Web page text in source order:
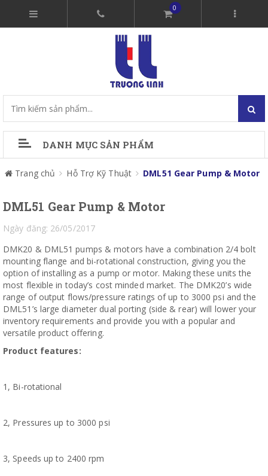
0
DANH MỤC SẢN PHẨM
Trang chủ Hỗ Trợ Kỹ Thuật DML51 Gear Pump & Motor
DML51 Gear Pump & Motor
Ngày đăng: 26/05/2017
DMK20 & DML51 pumps & motors have a combination 2/4 bolt
mounting flange and bi-rotational construction, giving you the
option of installing as a pump or motor. Making these units the
most flexible in today’s cost minded market. The DMK20’s wide
range of output flows/pressure ratings of up to 3000 psi and the
DML51’s large diameter dual porting (side & rear) will lower your
inventory requirements and provide you with a popular and
versatile product offering.
Product features:
1, Bi-rotational
2, Pressures up to 3000 psi
3, Speeds up to 2400 rpm